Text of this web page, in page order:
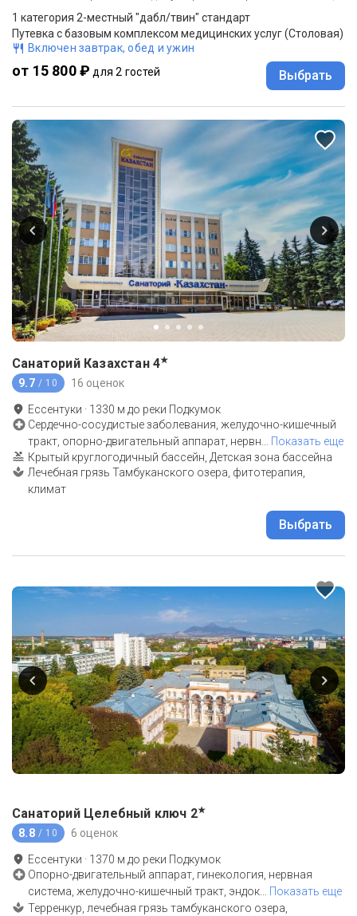
1 категория 2-местный "дабл/твин" стандарт
Путевка с базовым комплексом медицинских услуг (Столовая)
Включен завтрак, обед и ужин
от 15 800 ₽ для 2 гостей Выбрать
Санаторий Казахстан 4★
9.7 / 10 16 оценок
Ессентуки · 1330 м до реки Подкумок
Сердечно-сосудистые заболевания, желудочно-кишечный
тракт, опорно-двигательный аппарат, нервн… Показать еще
Крытый круглогодичный бассейн, Детская зона бассейна
Лечебная грязь Тамбуканского озера, фитотерапия,
климат
Выбрать
Санаторий Целебный ключ 2★
8.8 / 10 6 оценок
Ессентуки · 1370 м до реки Подкумок
Опорно-двигательный аппарат, гинекология, нервная
система, желудочно-кишечный тракт, эндок
Показать еще
Терренкур, лечебная грязь тамбуканского озера,